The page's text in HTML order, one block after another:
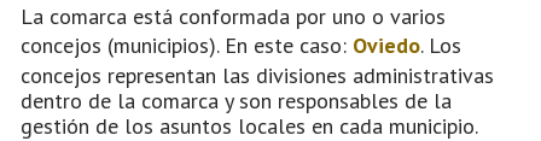
La comarca está conformada por uno o varios
concejos (municipios). En este caso: Oviedo. Los
concejos representan las divisiones administrativas
dentro de la comarca y son responsables de la
gestión de los asuntos locales en cada municipio.